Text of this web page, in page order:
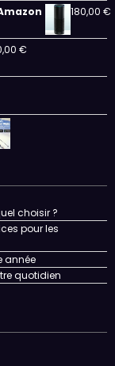
180,00 €
€
choisir ?
pour les
année
quotidien